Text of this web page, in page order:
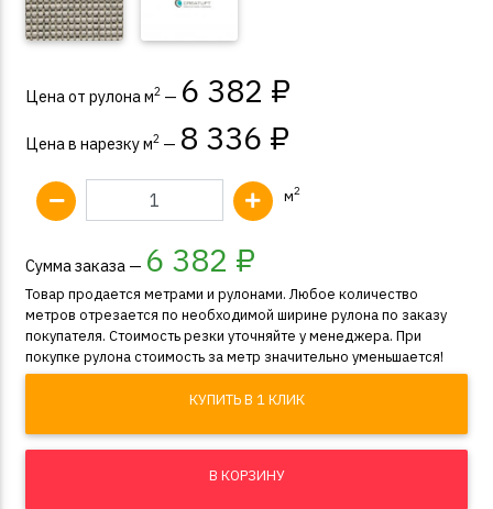
Цена от рулона м2 — 6 382 ₽
Цена в нарезку м2 — 8 336 ₽
м2
Сумма заказа — 6 382 ₽
Товар продается метрами и рулонами. Любое количество
метров отрезается по необходимой ширине рулона по заказу
покупателя. Стоимость резки уточняйте у менеджера. При
покупке рулона стоимость за метр значительно уменьшается!
КУПИТЬ В 1 КЛИК
В КОРЗИНУ